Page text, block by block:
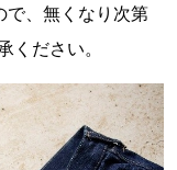
で、無くなり次第
ください。